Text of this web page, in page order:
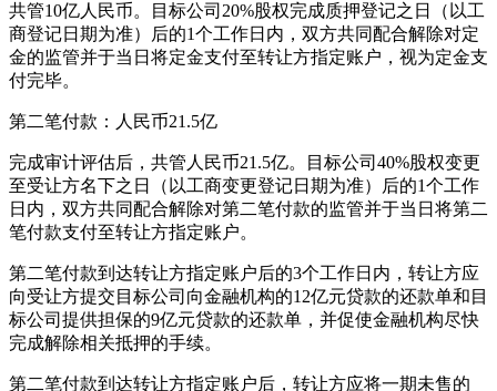
共管10亿人民币。目标公司20%股权完成质押登记之日（以工
商登记日期为准）后的1个工作日内，双方共同配合解除对定
金的监管并于当日将定金支付至转让方指定账户，视为定金支
付完毕。
第二笔付款：人民币21.5亿
完成审计评估后，共管人民币21.5亿。目标公司40%股权变更
至受让方名下之日（以工商变更登记日期为准）后的1个工作
日内，双方共同配合解除对第二笔付款的监管并于当日将第二
笔付款支付至转让方指定账户。
第二笔付款到达转让方指定账户后的3个工作日内，转让方应
向受让方提交目标公司向金融机构的12亿元贷款的还款单和目
标公司提供担保的9亿元贷款的还款单，并促使金融机构尽快
完成解除相关抵押的手续。
第二笔付款到达转让方指定账户后，转让方应将一期未售的